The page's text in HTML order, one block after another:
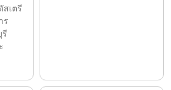
เตรี
ร